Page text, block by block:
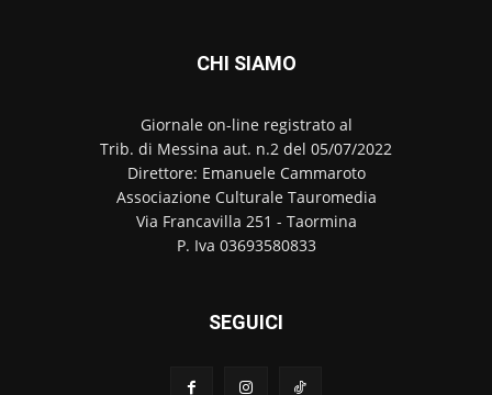
CHI SIAMO
Giornale on-line registrato al
Trib. di Messina aut. n.2 del 05/07/2022
Direttore: Emanuele Cammaroto
Associazione Culturale Tauromedia
Via Francavilla 251 - Taormina
P. Iva 03693580833
SEGUICI